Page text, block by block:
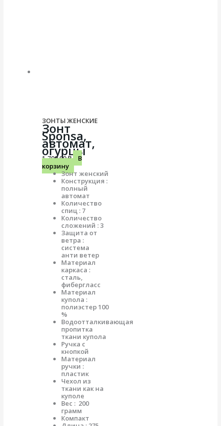
ЗОНТЫ ЖЕНСКИЕ
Зонт
Sponsa,
автомат,
огурцы
1,700.00₽
В
корзину
Зонт женский
Конструкция :
полный
автомат
Количество
спиц : 7
Количество
сложений : 3
Защита от
ветра :
система
анти ветер
Материал
каркаса :
сталь,
фибергласс
Материал
купола :
полиэстер 100
%
Водоотталкивающая
пропитка
ткани купола
Ручка с
кнопкой
Материал
ручки :
пластик
Чехол из
ткани как на
куполе
Вес : 200
грамм
Компакт